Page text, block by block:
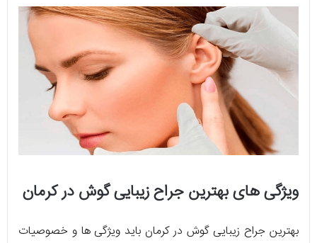
ویژگی های بهترین جراح زیبایی گوش در کرمان
بهترین جراح زیبایی گوش در کرمان باید ویژگی ها و خصوصیات